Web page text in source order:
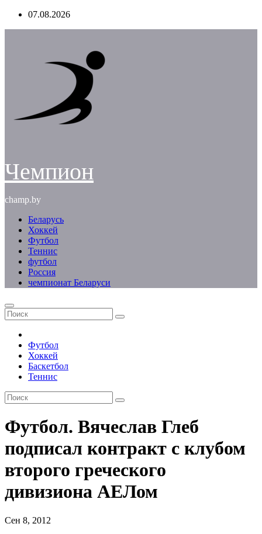
Перейти07.08.2026
Чемпион
champ.by
Беларусь
Хоккей
Футбол
Теннис
футбол
Россия
чемпионат Беларуси
Футбол
Хоккей
Баскетбол
Теннис
Футбол. Вячеслав Глеб
подписал контракт с клубом
второго греческого
дивизиона АЕЛом
Сен 8, 2012